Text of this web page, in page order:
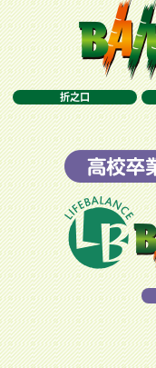
折之口